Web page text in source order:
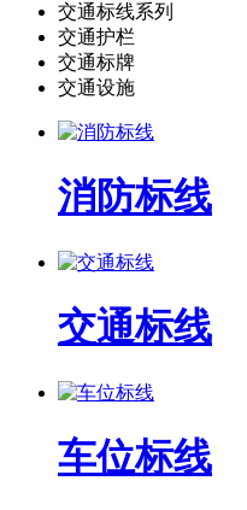
交通标线系列
交通护栏
交通标牌
交通设施
消防标线
交通标线
车位标线